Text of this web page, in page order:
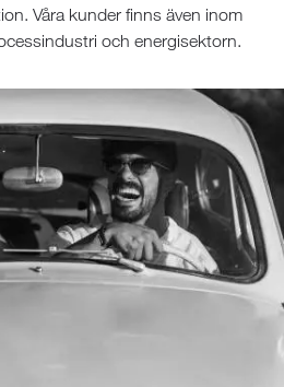
Våra kunder finns även inom
och energisektorn.